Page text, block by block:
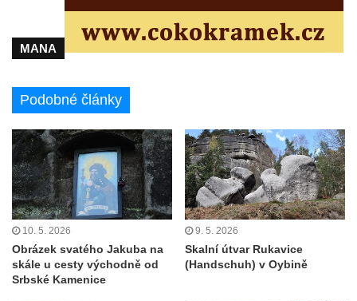
Vyhlídka na Chřibském (Kamzičím) vrchu
Vyhlídka jihovýchodně od Manušic u
cyklostezky Varhany
Vyhlídka nad jezírkem v Srbské Kamenici
Vyhlídka Jaroslava Srby
Výšina královny Vilemíny
Doerellova vyhlídka u Dubice
Vyhlídka u kostela svaté Barbory v Dubici
Vyhlídka Václava Krčila
Vyhlídka Mlynářův kámen
MANA
Podobné články
10. 5. 2026
Obrázek svatého Jakuba na
skále u cesty východně od
Srbské Kamenice
9. 5. 2026
Skalní útvar Rukavice
(Handschuh) v Oybině